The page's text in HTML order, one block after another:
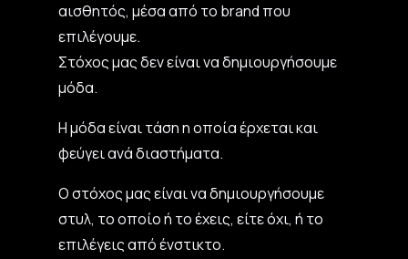
αισθητός, μέσα από το brand που
επιλέγουμε.
Στόχος μας δεν είναι να δημιουργήσουμε
μόδα.
Η μόδα είναι τάση η οποία έρχεται και
φεύγει ανά διαστήματα.
Ο στόχος μας είναι να δημιουργήσουμε
στυλ, το οποίο ή το έχεις, είτε όχι, ή το
επιλέγεις από ένστικτο.